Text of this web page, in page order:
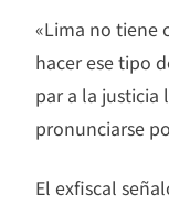
«Lima no tiene
hacer ese tipo
par a la justicia
pronunciarse
El exfiscal